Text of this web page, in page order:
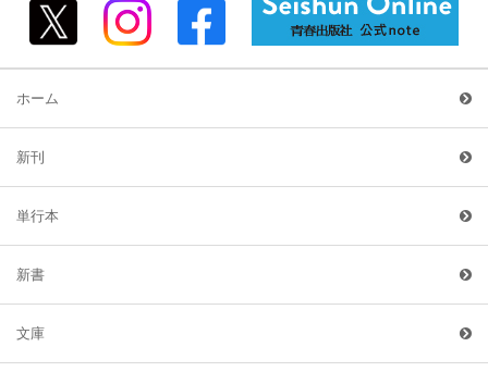
ホーム
新刊
単行本
新書
文庫